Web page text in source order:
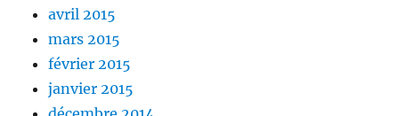
avril 2015
mars 2015
février 2015
janvier 2015